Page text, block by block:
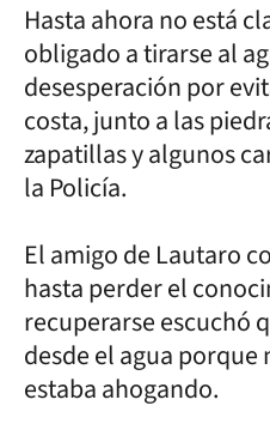
Hasta ahora no está
obligado a tirarse al
desesperación por
costa, junto a las
zapatillas y algunos
la Policía.
El amigo de Lautaro
hasta perder el
recuperarse escuchó
desde el agua porque
estaba ahogando.